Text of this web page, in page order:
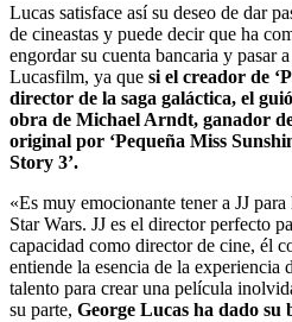
Lucas satisface así su deseo de dar
de cineastas y puede decir que ha
engordar su cuenta bancaria y pasar
Lucasfilm, ya que si el creador de
director de la saga galáctica, el
obra de Michael Arndt, ganador
original por ‘Pequeña Miss
Story 3’.
«Es muy emocionante tener a JJ
Star Wars. JJ es el director perfecto
capacidad como director de cine, él
entiende la esencia de la experiencia
talento para crear una película
su parte, George Lucas ha dado su